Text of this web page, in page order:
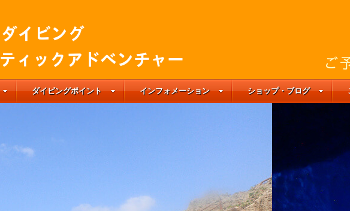
ダイビングポイント インフォメーション ショップ・ブログ